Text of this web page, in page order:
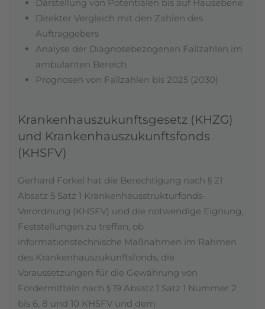
Darstellung von Potentialen bis auf Hausebene
Direkter Vergleich mit den Zahlen des
Auftraggebers
Analyse der Diagnosebezogenen Fallzahlen im
ambulanten Bereich
Prognosen von Fallzahlen bis 2025 (2030)
Krankenhauszukunftsgesetz (KHZG)
und Krankenhauszukunftsfonds
(KHSFV)
Gerhard Forkel hat die Berechtigung nach § 21
Absatz 5 Satz 1 Krankenhausstrukturfonds-
Verordnung (KHSFV) und die notwendige Eignung,
Feststellungen zu treffen, ob
informationstechnische Maßnahmen im Rahmen
des Krankenhauszukunftsfonds, die
Voraussetzungen für die Gewährung von
Fördermitteln nach § 19 Absatz 1 Satz 1 Nummer 2
bis 6, 8 und 10 KHSFV und dem